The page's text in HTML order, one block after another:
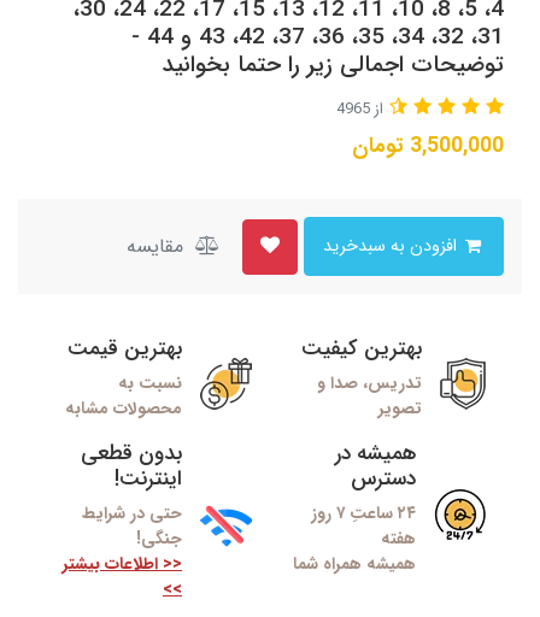
4، 5، 8، 10، 11، 12، 13، 15، 17، 22، 24، 30،
31، 32، 34، 35، 36، 37، 42، 43 و 44 -
توضیحات اجمالی زیر را حتما بخوانید
از 4965
3,500,000 تومان
مقایسه
بهترین کیفیت
تدریس، صدا و
تصویر
بهترین قیمت
نسبت به
محصولات مشابه
همیشه در
دسترس
۲۴ ساعتِ ۷ روز
هفته
همیشه همراه شما
بدون قطعی
اینترنت!
حتی در شرایط
جنگی!
<< اطلاعات بیشتر
>>